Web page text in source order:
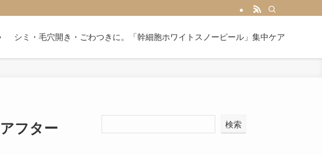
シミ・毛穴開き・ごわつきに。「幹細胞ホワイトスノーピール」集中ケア
フター
検索